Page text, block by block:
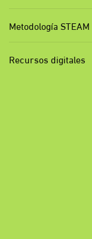
Metodología STEAM
Recursos digitales